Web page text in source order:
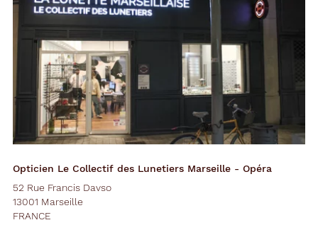
Opticien Le Collectif des Lunetiers Marseille - Opéra
52 Rue Francis Davso
13001 Marseille
FRANCE